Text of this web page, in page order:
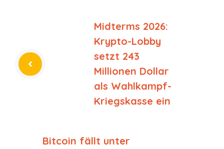
Midterms 2026:
Krypto-Lobby
setzt 243
Millionen Dollar
als Wahlkampf-
Kriegskasse ein
Bitcoin fällt unter